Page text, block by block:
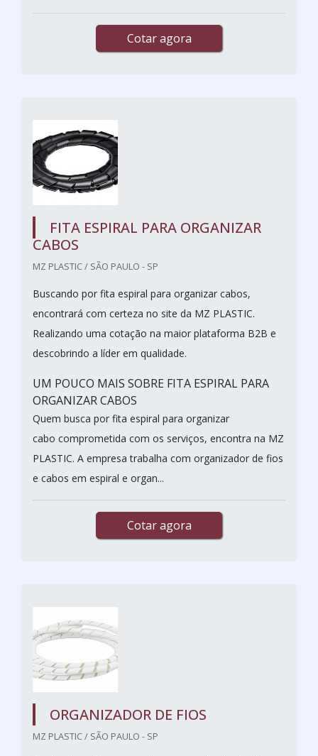
Cotar agora
FITA ESPIRAL PARA ORGANIZAR
CABOS
MZ PLASTIC / SÃO PAULO - SP
Buscando por fita espiral para organizar cabos,
encontrará com certeza no site da MZ PLASTIC.
Realizando uma cotação na maior plataforma B2B e
descobrindo a líder em qualidade.
UM POUCO MAIS SOBRE FITA ESPIRAL PARA
ORGANIZAR CABOS
Quem busca por fita espiral para organizar
cabo comprometida com os serviços, encontra na MZ
PLASTIC. A empresa trabalha com organizador de fios
e cabos em espiral e organ...
Cotar agora
ORGANIZADOR DE FIOS
MZ PLASTIC / SÃO PAULO - SP